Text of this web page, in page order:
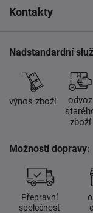
Kontakty
Nadstandardní
výnos zboží
odvoz
zboží
Možnosti dopravy:
Přepravní
společnost